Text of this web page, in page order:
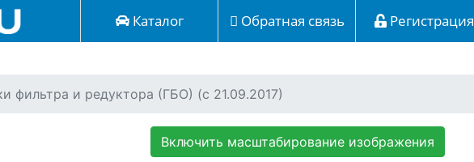
Каталог Обратная связь Регистрация
фильтра и редуктора (ГБО) (с 21.09.2017)
Включить масштабирование изображения